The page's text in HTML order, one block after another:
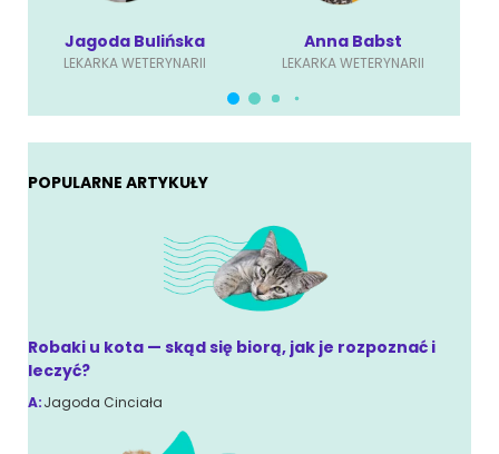
Jagoda Bulińska
LEKARKA WETERYNARII
Anna Babst
LEKARKA WETERYNARII
POPULARNE ARTYKUŁY
Robaki u kota — skąd się biorą, jak je rozpoznać i
leczyć?
A:Jagoda Cinciała